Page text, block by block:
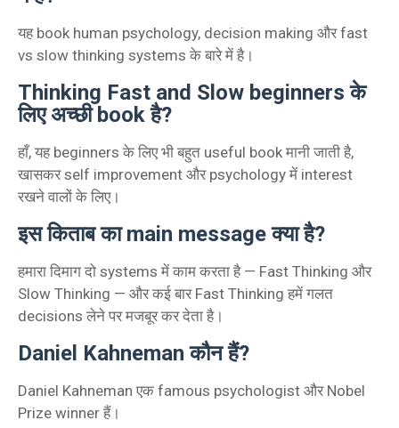
यह book human psychology, decision making और fast
vs slow thinking systems के बारे में है।
Thinking Fast and Slow beginners के
लिए अच्छी book है?
हाँ, यह beginners के लिए भी बहुत useful book मानी जाती है,
खासकर self improvement और psychology में interest
रखने वालों के लिए।
इस किताब का main message क्या है?
हमारा दिमाग दो systems में काम करता है — Fast Thinking और
Slow Thinking — और कई बार Fast Thinking हमें गलत
decisions लेने पर मजबूर कर देता है।
Daniel Kahneman कौन हैं?
Daniel Kahneman एक famous psychologist और Nobel
Prize winner हैं।